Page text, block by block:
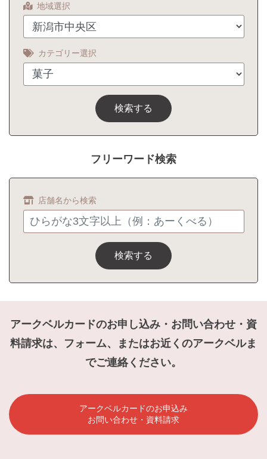
地域選択
カテゴリー選択
検索する
フリーワード検索
店舗名から検索
検索する
アークベルカードのお申し込み・お問い合わせ・資
料請求は、フォーム、またはお近くのアークベルま
でご連絡ください。
アークベルカードのお申込み
お問い合わせ・資料請求